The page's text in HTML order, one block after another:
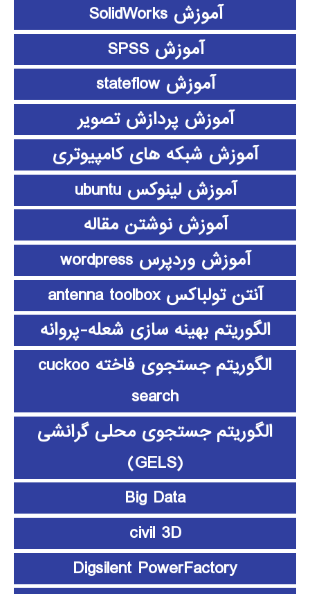
آموزش SolidWorks
آموزش SPSS
آموزش stateflow
آموزش پردازش تصویر
آموزش شبکه های کامپیوتری
آموزش لینوکس ubuntu
آموزش نوشتن مقاله
آموزش وردپرس wordpress
آنتن تولباکس antenna toolbox
الگوریتم بهینه سازی شعله-پروانه
الگوریتم جستجوی فاخته cuckoo
search
الگوریتم جستجوی محلی گرانشی
(GELS)
Big Data
civil 3D
Digsilent PowerFactory